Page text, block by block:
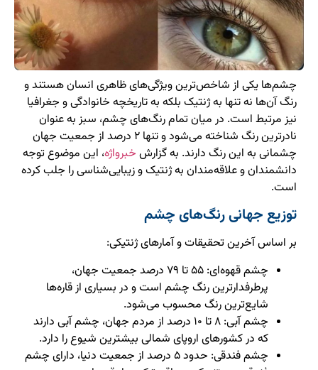
چشم‌ها یکی از شاخص‌ترین ویژگی‌های ظاهری انسان هستند و
رنگ آن‌ها نه تنها به ژنتیک بلکه به تاریخچه خانوادگی و جغرافیا
نیز مرتبط است. در میان تمام رنگ‌های چشم، سبز به عنوان
نادرترین رنگ شناخته می‌شود و تنها ۲ درصد از جمعیت جهان
چشمانی به این رنگ دارند. به گزارش خبرواژه، این موضوع توجه
دانشمندان و علاقه‌مندان به ژنتیک و زیبایی‌شناسی را جلب کرده
است.
توزیع جهانی رنگ‌های چشم
بر اساس آخرین تحقیقات و آمارهای ژنتیکی:
چشم قهوه‌ای: ۵۵ تا ۷۹ درصد جمعیت جهان،
پرطرفدارترین رنگ چشم است و در بسیاری از قاره‌ها
شایع‌ترین رنگ محسوب می‌شود.
چشم آبی: ۸ تا ۱۰ درصد از مردم جهان، چشم آبی دارند
که در کشورهای اروپای شمالی بیشترین شیوع را دارد.
چشم فندقی: حدود ۵ درصد از جمعیت دنیا، دارای چشم